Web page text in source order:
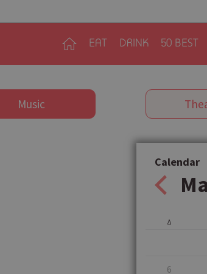
EAT DRINK 50 BEST
Music
Calendar
Δ
6